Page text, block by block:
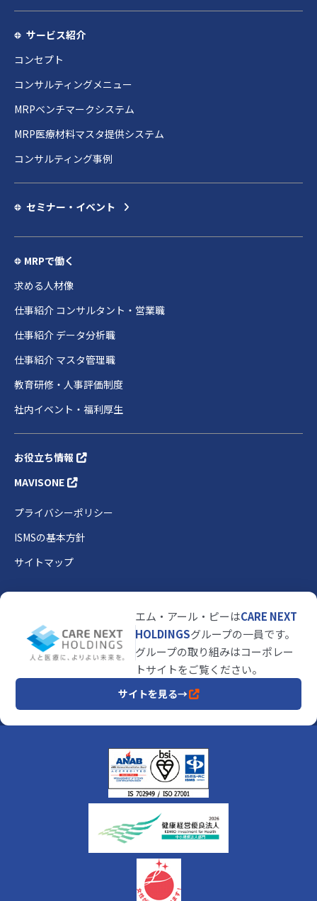
サービス紹介
コンセプト
コンサルティングメニュー
MRPベンチマークシステム
MRP医療材料マスタ提供システム
コンサルティング事例
セミナー・イベント
MRPで働く
求める人材像
仕事紹介 コンサルタント・営業職
仕事紹介 データ分析職
仕事紹介 マスタ管理職
教育研修・人事評価制度
社内イベント・福利厚生
お役立ち情報
MAVISONE
プライバシーポリシー
ISMSの基本方針
サイトマップ
エム・アール・ピーはCARE NEXT
HOLDINGSグループの一員です。
グループの取り組みはコーポレー
トサイトをご覧ください。
サイトを見る→